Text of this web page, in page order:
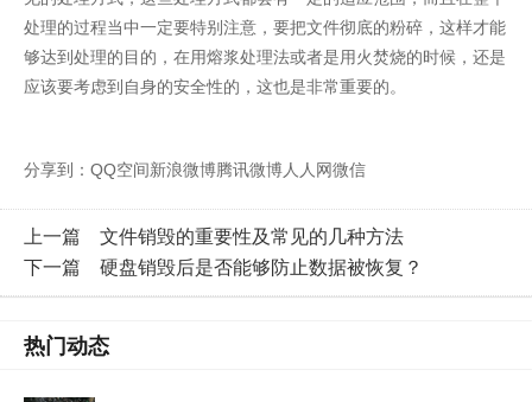
处理的过程当中一定要特别注意，要把文件彻底的粉碎，这样才能
够达到处理的目的，在用熔浆处理法或者是用火焚烧的时候，还是
应该要考虑到自身的安全性的，这也是非常重要的。
分享到： QQ空间新浪微博腾讯微博人人网微信
上一篇 文件销毁的重要性及常见的几种方法
下一篇 硬盘销毁后是否能够防止数据被恢复？
热门动态